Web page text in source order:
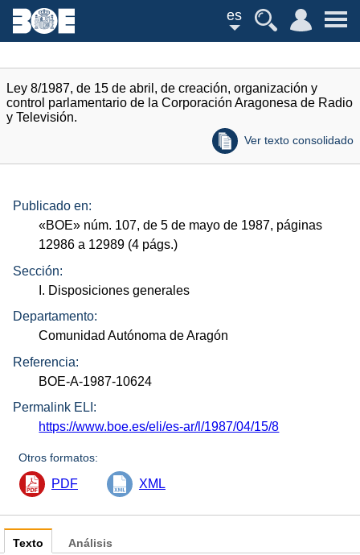
es
Ley 8/1987, de 15 de abril, de creación, organización y
control parlamentario de la Corporación Aragonesa de Radio
y Televisión.
Ver texto consolidado
Publicado en:
«BOE» núm. 107, de 5 de mayo de 1987, páginas
12986 a 12989 (4 págs.)
Sección:
I. Disposiciones generales
Departamento:
Comunidad Autónoma de Aragón
Referencia:
BOE-A-1987-10624
Permalink ELI:
https://www.boe.es/eli/es-ar/l/1987/04/15/8
Otros formatos:
PDF XML
Texto Análisis